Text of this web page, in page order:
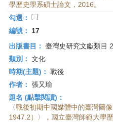
學歷史學系碩士論文，2016。
勾選：
編號：
17
出版書目： 臺灣史研究文獻類目
類別： 文化
時期(主題)： 戰後
作者： 張又瑜
題名 (點擊閱讀)：
〈戰後初期中國媒體中的臺灣圖
1947.2）〉，國立臺灣師範大學